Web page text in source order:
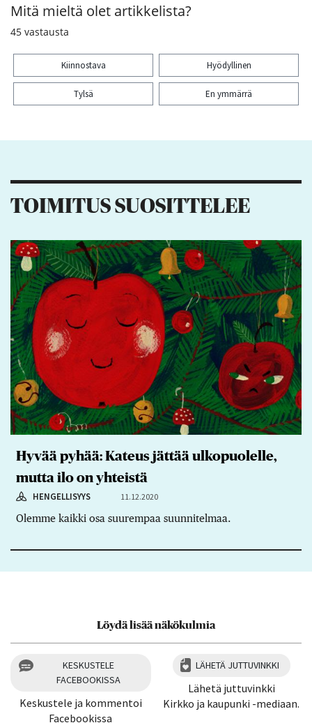
Mitä mieltä olet artikkelista?
45 vastausta
Kiinnostava Hyödyllinen
Tylsä En ymmärrä
TOIMITUS SUOSITTELEE
Hyvää pyhää: Kateus jättää ulkopuolelle,
mutta ilo on yhteistä
HENGELLISYYS 11.12.2020
Olemme kaikki osa suurempaa suunnitelmaa.
Löydä lisää näkökulmia
KESKUSTELE
FACEBOOKISSA
Keskustele ja kommentoi
Facebookissa
LÄHETÄ JUTTUVINKKI
Lähetä juttuvinkki
Kirkko ja kaupunki -mediaan.